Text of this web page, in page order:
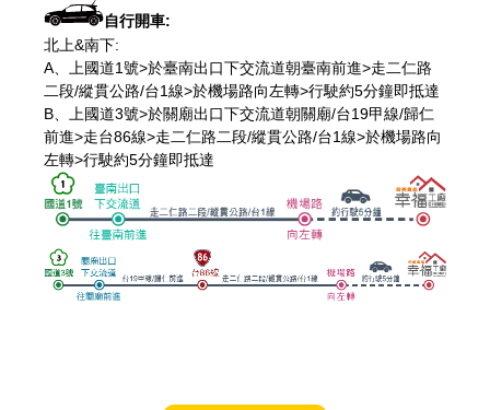
自行開車:
北上&南下:
A、上國道1號>於臺南出口下交流道朝臺南前進>走二仁路
二段/縱貫公路/台1線>於機場路向左轉>行駛約5分鐘即抵達
B、上國道3號>於關廟出口下交流道朝關廟/台19甲線/歸仁
前進>走台86線>走二仁路二段/縱貫公路/台1線>於機場路向
左轉>行駛約5分鐘即抵達